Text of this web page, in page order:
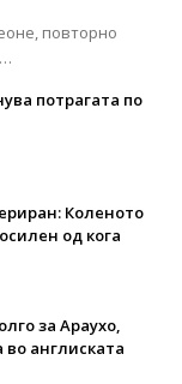
повторно
потрагата по
Коленото
од кога
за Араухо,
во англиската